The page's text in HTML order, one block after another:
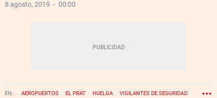
8 agosto, 2019 00:00
AEROPUERTOS EL PRAT HUELGA VIGILANTES DE SEGURIDAD